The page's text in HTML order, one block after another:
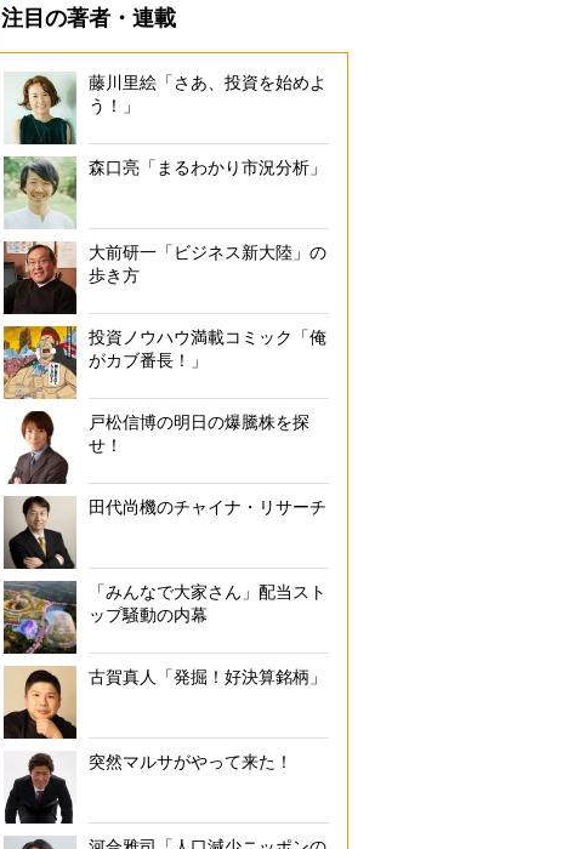
注目の著者・連載
藤川里絵「さあ、投資を始めよ
う！」
森口亮「まるわかり市況分析」
大前研一「ビジネス新大陸」の
歩き方
投資ノウハウ満載コミック「俺
がカブ番長！」
戸松信博の明日の爆騰株を探
せ！
田代尚機のチャイナ・リサーチ
「みんなで大家さん」配当スト
ップ騒動の内幕
古賀真人「発掘！好決算銘柄」
突然マルサがやって来た！